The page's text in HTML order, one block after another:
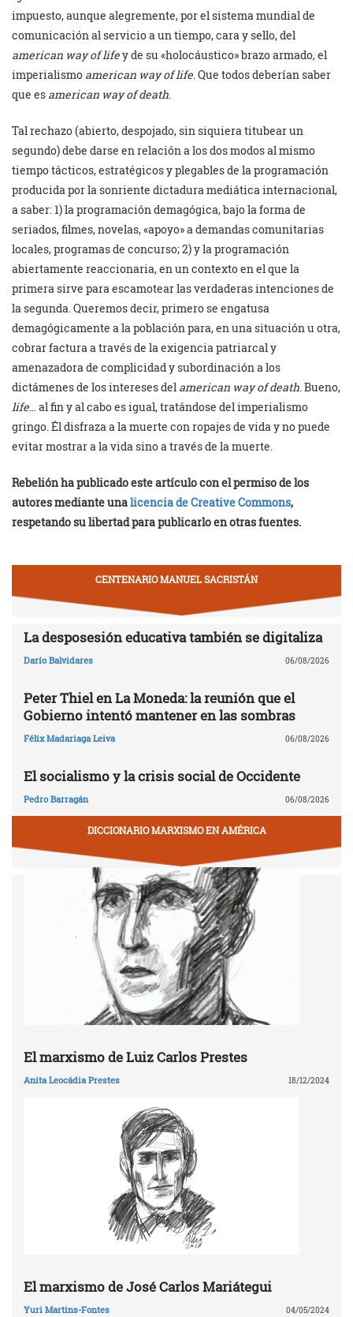
impuesto, aunque alegremente, por el sistema mundial de
comunicación al servicio a un tiempo, cara y sello, del
american way of lifey de su «holocáustico» brazo armado, el
imperialismo american way of life. Que todos deberían saber
que es american way of death.
Tal rechazo (abierto, despojado, sin siquiera titubear un
segundo) debe darse en relación a los dos modos al mismo
tiempo tácticos, estratégicos y plegables de la programación
producida por la sonriente dictadura mediática internacional,
a saber: 1) la programación demagógica, bajo la forma de
seriados, filmes, novelas, «apoyo» a demandas comunitarias
locales, programas de concurso; 2) y la programación
abiertamente reaccionaria, en un contexto en el que la
primera sirve para escamotear las verdaderas intenciones de
la segunda. Queremos decir, primero se engatusa
demagógicamente a la población para, en una situación u otra,
cobrar factura a través de la exigencia patriarcal y
amenazadora de complicidad y subordinación a los
dictámenes de los intereses del american way of death. Bueno,
life… al fin y al cabo es igual, tratándose del imperialismo
gringo. Él disfraza a la muerte con ropajes de vida y no puede
evitar mostrar a la vida sino a través de la muerte.
Rebelión ha publicado este artículo con el permiso de los
autores mediante unalicencia de Creative Commons,
respetando su libertad para publicarlo en otras fuentes.
CENTENARIO MANUEL SACRISTÁN
La desposesión educativa también se digitaliza
Darío Balvidares 06/08/2026
Peter Thiel en La Moneda: la reunión que el
Gobierno intentó mantener en las sombras
Félix Madariaga Leiva 06/08/2026
El socialismo y la crisis social de Occidente
Pedro Barragán 06/08/2026
DICCIONARIO MARXISMO EN AMÉRICA
El marxismo de Luiz Carlos Prestes
Anita Leocádia Prestes 18/12/2024
El marxismo de José Carlos Mariátegui
Yuri Martins-Fontes 04/05/2024